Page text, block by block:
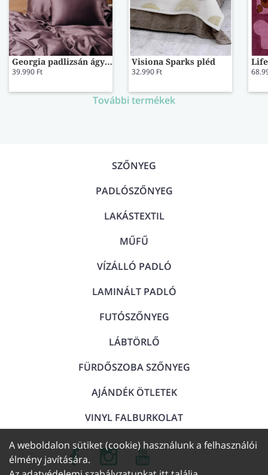
Georgia padlizsán ágynemű 73834
39.990 Ft
Visiona Sparks pléd
32.990 Ft
További termékek
SZŐNYEG
PADLÓSZŐNYEG
LAKÁSTEXTIL
MŰFŰ
VÍZÁLLÓ PADLÓ
LAMINÁLT PADLÓ
FUTÓSZŐNYEG
LÁBTÖRLŐ
FÜRDŐSZOBA SZŐNYEG
AJÁNDÉK ÖTLETEK
VINYL FALBURKOLAT
A weboldalon sütiket (cookie) használunk a felhasználói
élmény javítására.